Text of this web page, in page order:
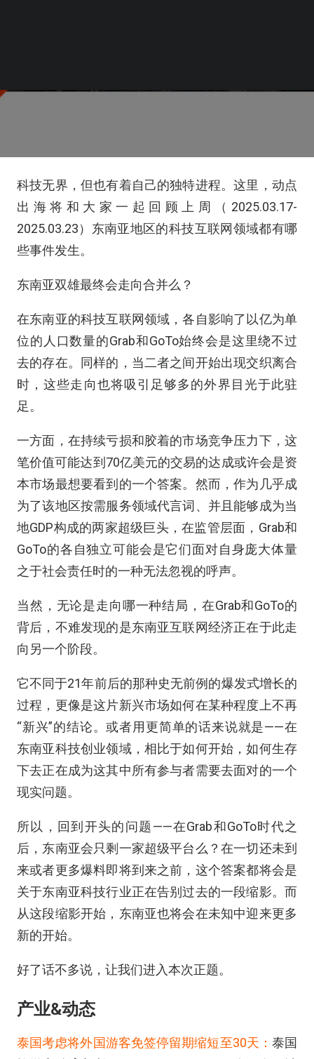
科技无界，但也有着自己的独特进程。这里，动点
出海将和大家一起回顾上周（2025.03.17-
2025.03.23）东南亚地区的科技互联网领域都有哪
些事件发生。
东南亚双雄最终会走向合并么？
在东南亚的科技互联网领域，各自影响了以亿为单
位的人口数量的Grab和GoTo始终会是这里绕不过
去的存在。同样的，当二者之间开始出现交织离合
时，这些走向也将吸引足够多的外界目光于此驻
足。
一方面，在持续亏损和胶着的市场竞争压力下，这
笔价值可能达到70亿美元的交易的达成或许会是资
本市场最想要看到的一个答案。然而，作为几乎成
为了该地区按需服务领域代言词、并且能够成为当
地GDP构成的两家超级巨头，在监管层面，Grab和
GoTo的各自独立可能会是它们面对自身庞大体量
之于社会责任时的一种无法忽视的呼声。
当然，无论是走向哪一种结局，在Grab和GoTo的
背后，不难发现的是东南亚互联网经济正在于此走
向另一个阶段。
它不同于21年前后的那种史无前例的爆发式增长的
过程，更像是这片新兴市场如何在某种程度上不再
“新兴”的结论。或者用更简单的话来说就是——在
东南亚科技创业领域，相比于如何开始，如何生存
下去正在成为这其中所有参与者需要去面对的一个
现实问题。
所以，回到开头的问题——在Grab和GoTo时代之
后，东南亚会只剩一家超级平台么？在一切还未到
来或者更多爆料即将到来之前，这个答案都将会是
关于东南亚科技行业正在告别过去的一段缩影。而
从这段缩影开始，东南亚也将会在未知中迎来更多
新的开始。
好了话不多说，让我们进入本次正题。
产业&动态
泰国考虑将外国游客免签停留期缩短至30天： 泰国